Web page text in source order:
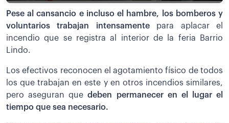
Pese al cansancio e incluso el hambre, los bomberos y
voluntarios trabajan intensamentepara aplacar el
incendio que se registra al interior de la feria Barrio
Lindo.
Los efectivos reconocen el agotamiento físico de todos
los que trabajan en este y en otros incendios similares,
pero aseguran quedeben permanecer en el lugar el
tiempo que sea necesario.